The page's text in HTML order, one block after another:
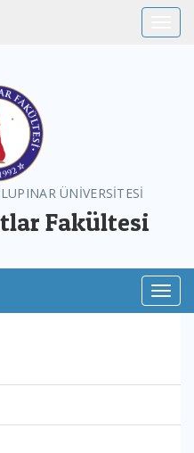
ÜNİVERSİTESİ
Fakültesi